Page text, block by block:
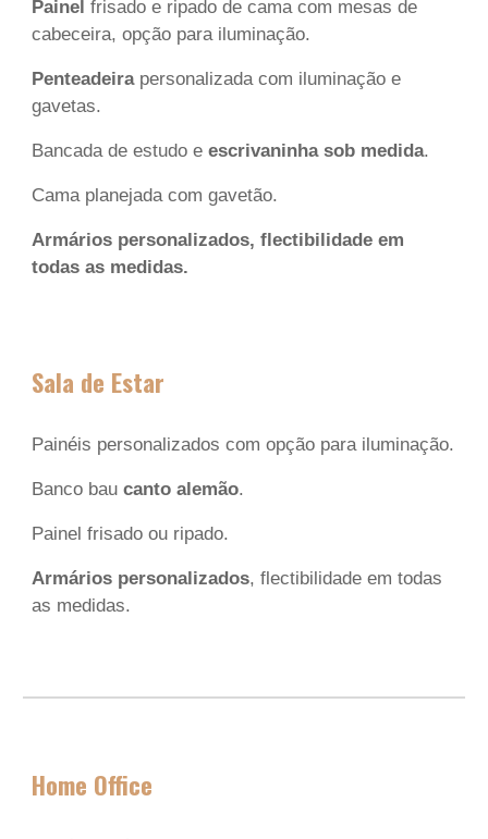
Painel frisado e ripado de cama com mesas de
cabeceira,opção para iluminação.
Penteadeirapersonalizada com iluminação e
gavetas.
Bancada de estudo eescrivaninha sob medida.
Cama planejada com gavetão.
Armários personalizados, flectibilidade em
todas as medidas.
Sala de Estar
Painéis personalizados comopção para iluminação.
Banco baucanto alemão.
Painel frisadoou ripado.
Armários personalizados, flectibilidade em todas
as medidas.
Home Office